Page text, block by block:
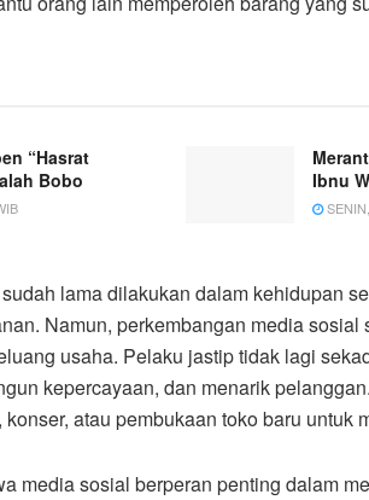
“Hasrat
Bobo
Ibnu
lama dilakukan dalam kehidupan
Namun, perkembangan media sosial
usaha. Pelaku jastip tidak lagi
kepercayaan, dan menarik
, konser, atau pembukaan toko baru untuk
media sosial berperan penting dalam